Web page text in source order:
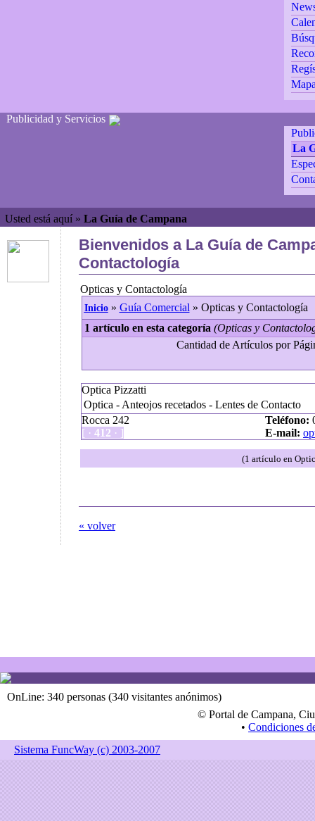
Publicidad y Servicios
La
Usted está aquí » La Guía de Campana
Bienvenidos a La Guía de
Contactología
Opticas y Contactología
Inicio» Guía Comercial » Opticas y Contactología
1 artículo en esta categoría (Opticas y
Cantidad de Artículos por
Optica Pizzatti
Optica - Anteojos recetados - Lentes de Contacto
Rocca 242
[ · 412 · ]
Teléfono:
E-mail:
(1 artículo en
« volver
OnLine: 340 personas (340 visitantes anónimos)
© Portal de Campana,
• Condiciones
Sistema FuncWay (c) 2003-2007